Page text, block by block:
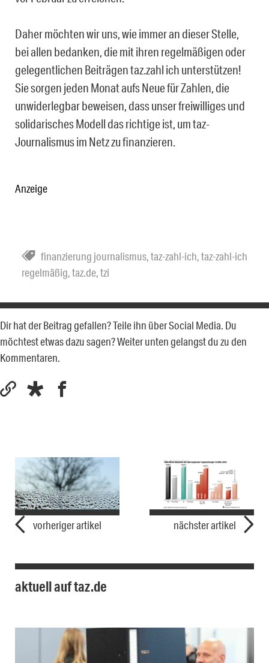
Daher möchten wir uns, wie immer an dieser Stelle,
bei allen bedanken, die mit ihren regelmäßigen oder
gelegentlichen Beiträgen taz.zahl ich unterstützen!
Sie sorgen jeden Monat aufs Neue für Zahlen, die
unwiderlegbar beweisen, dass unser freiwilliges und
solidarisches Modell das richtige ist, um taz-
Journalismus im Netz zu finanzieren.
Anzeige
finanzierung journalismus,taz-zahl-ich,taz-zahl-ich
regelmäßig,taz.de,tzi
Dir hat der Beitrag gefallen? Teile ihn über Social Media. Du
möchtest etwas dazu sagen? Weiter unten gelangst du zu den
Kommentaren.
vorheriger artikel nächster artikel
aktuell auf taz.de